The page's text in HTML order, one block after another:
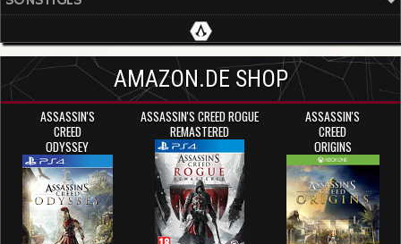
AMAZON.DE SHOP
ASSASSIN'S
CREED
ODYSSEY
ASSASSIN'S CREED ROGUE
REMASTERED
ASSASSIN'S
CREED
ORIGINS